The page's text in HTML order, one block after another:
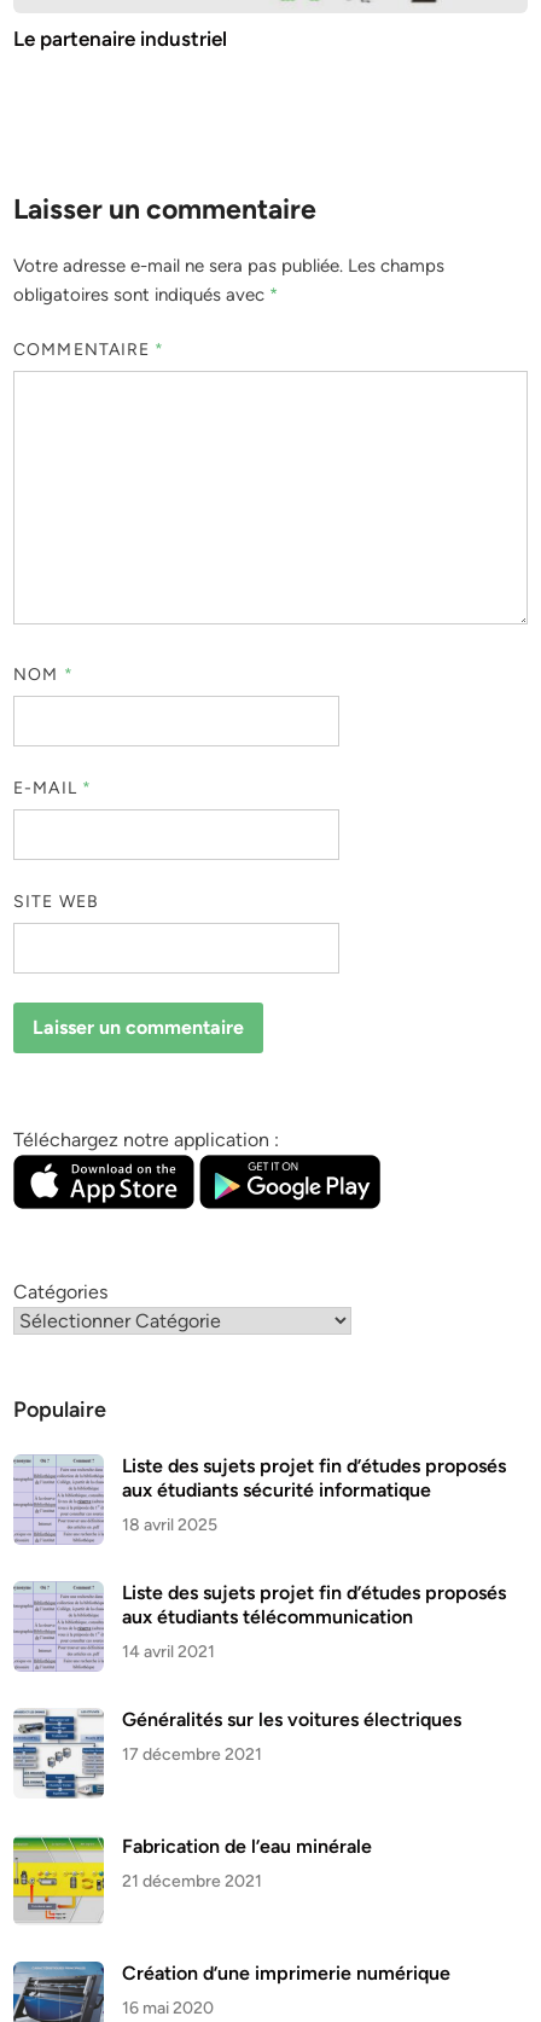
Le partenaire industriel
Laisser un commentaire
Votre adresse e-mail ne sera pas publiée. Les champs
obligatoires sont indiqués avec *
COMMENTAIRE *
NOM *
E-MAIL *
SITE WEB
Téléchargez notre application :
Catégories
Populaire
Liste des sujets projet fin d’études proposés
aux étudiants sécurité informatique
18 avril 2025
Liste des sujets projet fin d’études proposés
aux étudiants télécommunication
14 avril 2021
Généralités sur les voitures électriques
17 décembre 2021
Fabrication de l’eau minérale
21 décembre 2021
Création d’une imprimerie numérique
16 mai 2020